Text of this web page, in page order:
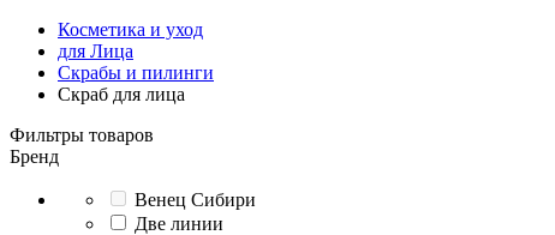
Косметика и уход
для Лица
Скрабы и пилинги
Скраб для лица
Фильтры товаров
Бренд
Венец Сибири
Две линии